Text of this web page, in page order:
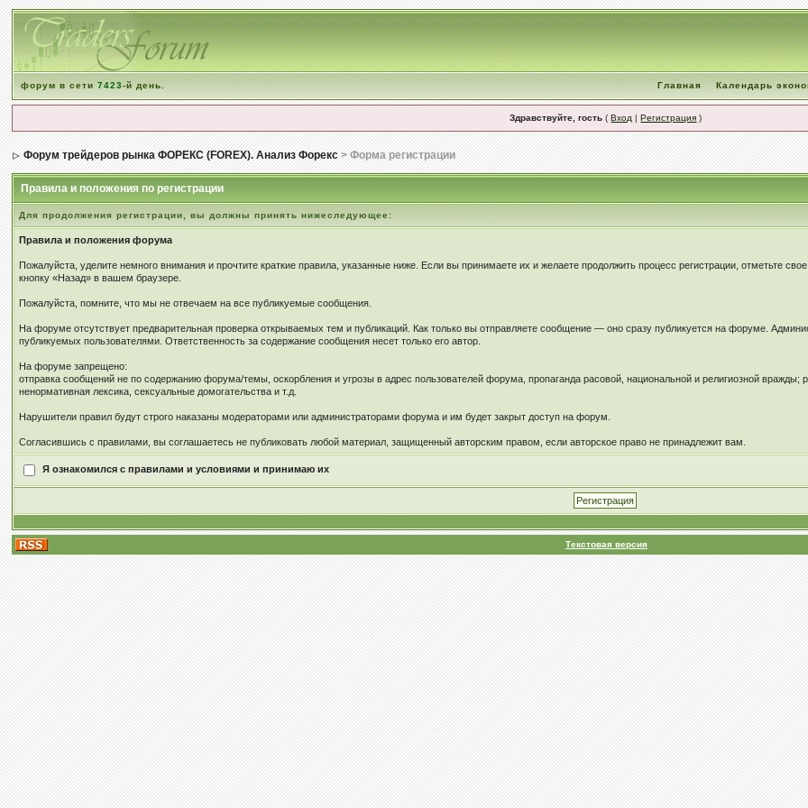
форум в сети7423-й день. Главная Календарь
Здравствуйте, гость (Вход |Регистрация )
Форум трейдеров рынка ФОРЕКС (FOREX). Анализ Форекс> Форма регистрации
Правила и положения по регистрации
Для продолжения регистрации, вы должны принять нижеследующее:
Правила и положения форума
Пожалуйста, уделите немного внимания и прочтите краткие правила, указанные ниже. Если вы принимаете их и желаете продолжить процесс регистрации, отметьте
кнопку «Назад» в вашем браузере.
Пожалуйста, помните, что мы не отвечаем на все публикуемые сообщения.
На форуме отсутствует предварительная проверка открываемых тем и публикаций. Как только вы отправляете сообщение — оно сразу публикуется на форуме.
публикуемых пользователями. Ответственность за содержание сообщения несет только его автор.
На форуме запрещено:
отправка сообщений не по содержанию форума/темы, оскорбления и угрозы в адрес пользователей форума, пропаганда расовой, национальной и религиозной вражды;
ненормативная лексика, сексуальные домогательства и т.д.
Нарушители правил будут строго наказаны модераторами или администраторами форума и им будет закрыт доступ на форум.
Согласившись с правилами, вы соглашаетесь не публиковать любой материал, защищенный авторским правом, если авторское право не принадлежит вам.
Я ознакомился с правилами и условиями и принимаю их
Текстовая версия